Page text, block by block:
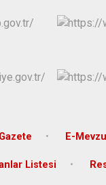
E-
Listesi